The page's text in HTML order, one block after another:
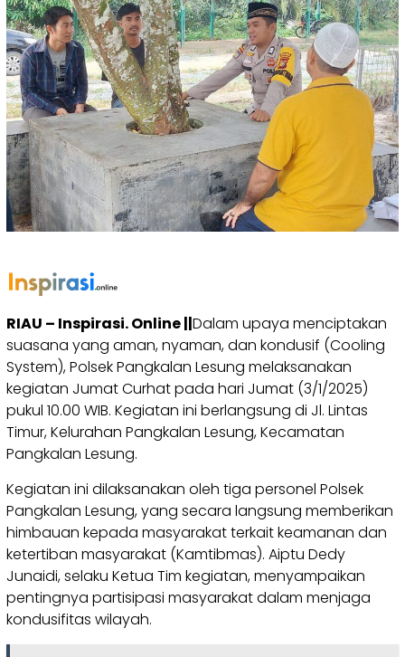
RIAU – Inspirasi. Online ||Dalam upaya menciptakan
suasana yang aman, nyaman, dan kondusif (Cooling
System), Polsek Pangkalan Lesung melaksanakan
kegiatan Jumat Curhat pada hari Jumat (3/1/2025)
pukul 10.00 WIB. Kegiatan ini berlangsung di Jl. Lintas
Timur, Kelurahan Pangkalan Lesung, Kecamatan
Pangkalan Lesung.
Kegiatan ini dilaksanakan oleh tiga personel Polsek
Pangkalan Lesung, yang secara langsung memberikan
himbauan kepada masyarakat terkait keamanan dan
ketertiban masyarakat (Kamtibmas). Aiptu Dedy
Junaidi, selaku Ketua Tim kegiatan, menyampaikan
pentingnya partisipasi masyarakat dalam menjaga
kondusifitas wilayah.